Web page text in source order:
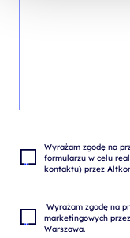
Wyrażam zgodę na
formularzu w celu
marketingowych